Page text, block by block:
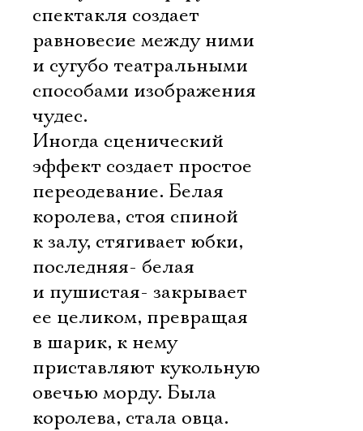
спектакля создает
равновесие между ними
и сугубо театральными
способами изображения
чудес.
Иногда сценический
эффект создает простое
переодевание. Белая
королева, стоя спиной
к залу, стягивает юбки,
последняя- белая
и пушистая- закрывает
ее целиком, превращая
в шарик, к нему
приставляют кукольную
овечью морду. Была
королева, стала овца.
Электропочта